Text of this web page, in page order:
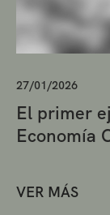
27/01/2026
El primer
Economía
VER MÁS